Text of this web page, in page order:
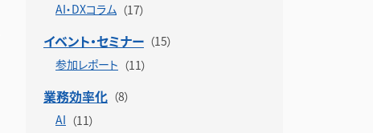
AI・DXコラム
イベント・セミナー
参加レポート
業務効率化
AI